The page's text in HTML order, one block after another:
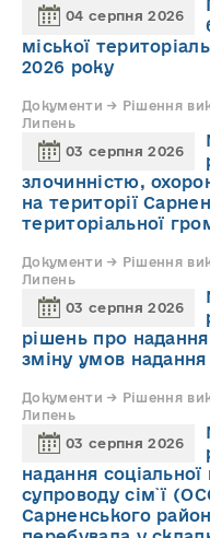
04 серпня 2026
міської
2026 року
Документи → Рішення
Липень
03 серпня 2026
злочинністю,
на території
територіальної
Документи → Рішення
Липень
03 серпня 2026
рішень про
зміну умов
Документи → Рішення
Липень
03 серпня 2026
надання
супроводу cім`ї
Сарненського